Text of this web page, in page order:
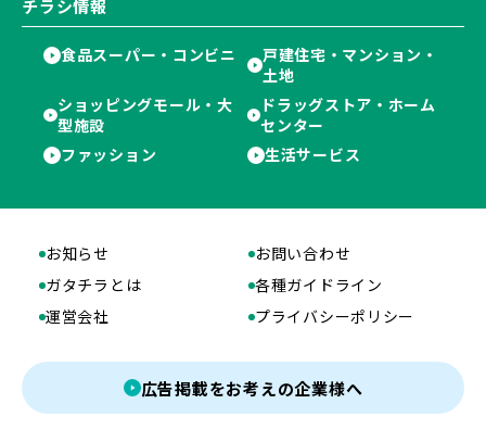
チラシ情報
食品スーパー・コンビニ
戸建住宅・マンション・
土地
ショッピングモール・大
型施設
ドラッグストア・ホーム
センター
ファッション
生活サービス
お知らせ
お問い合わせ
ガタチラとは
各種ガイドライン
運営会社
プライバシーポリシー
広告掲載をお考えの企業様へ